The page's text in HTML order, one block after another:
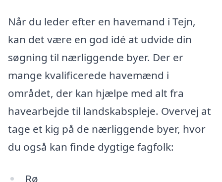
Når du leder efter en havemand i Tejn,
kan det være en god idé at udvide din
søgning til nærliggende byer. Der er
mange kvalificerede havemænd i
området, der kan hjælpe med alt fra
havearbejde til landskabspleje. Overvej at
tage et kig på de nærliggende byer, hvor
du også kan finde dygtige fagfolk:
Rø